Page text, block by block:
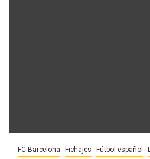
FC Barcelona Fichajes Fútbol español